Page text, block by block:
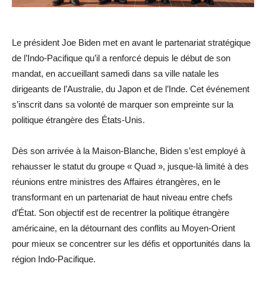
Le président Joe Biden met en avant le partenariat stratégique
de l’Indo-Pacifique qu’il a renforcé depuis le début de son
mandat, en accueillant samedi dans sa ville natale les
dirigeants de l’Australie, du Japon et de l’Inde. Cet événement
s’inscrit dans sa volonté de marquer son empreinte sur la
politique étrangère des États-Unis.
Dès son arrivée à la Maison-Blanche, Biden s’est employé à
rehausser le statut du groupe « Quad », jusque-là limité à des
réunions entre ministres des Affaires étrangères, en le
transformant en un partenariat de haut niveau entre chefs
d’État. Son objectif est de recentrer la politique étrangère
américaine, en la détournant des conflits au Moyen-Orient
pour mieux se concentrer sur les défis et opportunités dans la
région Indo-Pacifique.